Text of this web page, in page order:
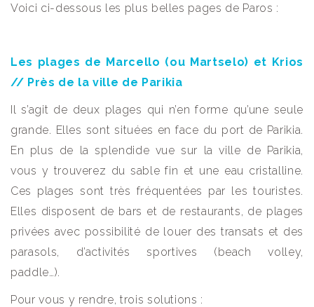
Voici ci-dessous les plus belles pages de Paros :
Les plages de Marcello (ou Martselo) et Krios
// Près de la ville de Parikia
Il s’agit de deux plages qui n’en forme qu’une seule
grande. Elles sont situées en face du port de Parikia.
En plus de la splendide vue sur la ville de Parikia,
vous y trouverez du sable fin et une eau cristalline.
Ces plages sont très fréquentées par les touristes.
Elles disposent de bars et de restaurants, de plages
privées avec possibilité de louer des transats et des
parasols, d’activités sportives (beach volley,
paddle…).
Pour vous y rendre, trois solutions :